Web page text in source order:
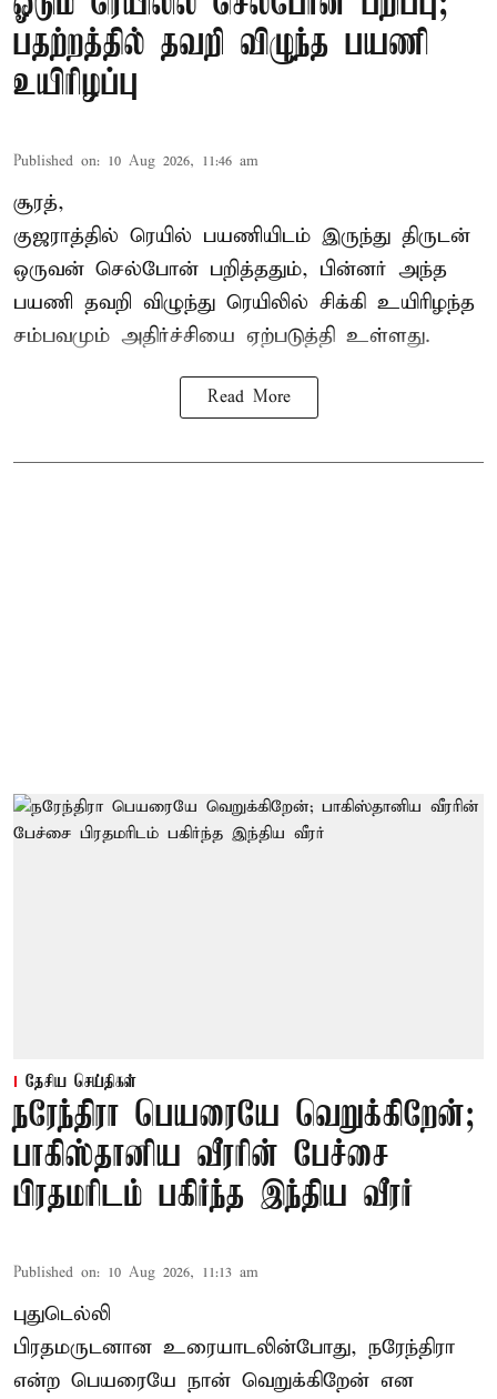
பதற்றத்தில் தவறி விழுந்த பயணி
உயிரிழப்பு
Published on: 10 Aug 2026, 11:46 am
சூரத்,
குஜராத்தில் ரெயில் பயணியிடம் இருந்து திருடன்
ஒருவன் செல்போன் பறித்ததும், பின்னர் அந்த
பயணி தவறி விழுந்து ரெயிலில் சிக்கி உயிரிழந்த
சம்பவமும் அதிர்ச்சியை ஏற்படுத்தி உள்ளது.
Read More
தேசிய செய்திகள்
நரேந்திரா பெயரையே வெறுக்கிறேன்;
பாகிஸ்தானிய வீரரின் பேச்சை
பிரதமரிடம் பகிர்ந்த இந்திய வீரர்
Published on: 10 Aug 2026, 11:13 am
புதுடெல்லி
பிரதமருடனான உரையாடலின்போது, நரேந்திரா
என்ற பெயரையே நான் வெறுக்கிறேன் என